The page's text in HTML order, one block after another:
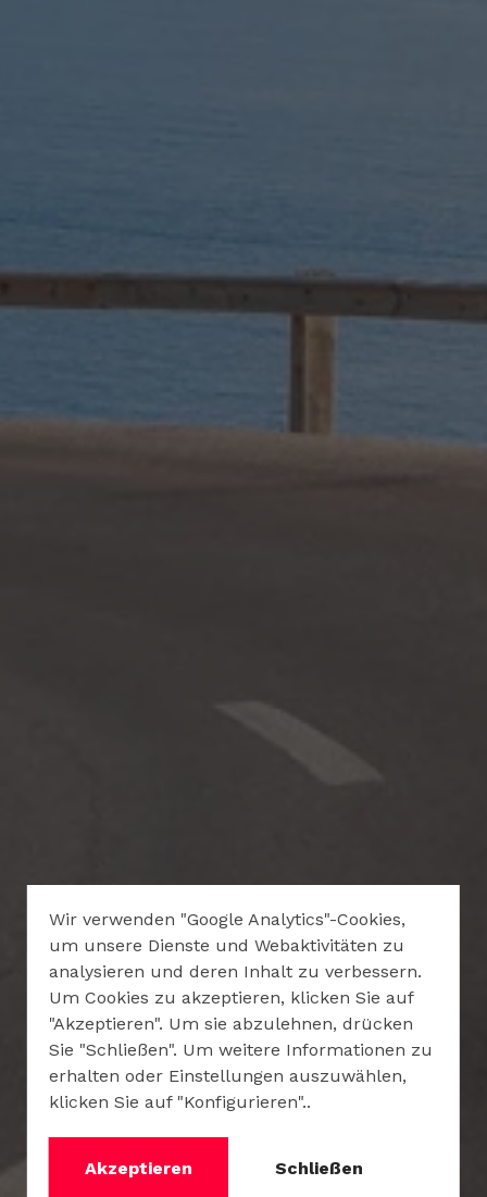
Wir verwenden "Google Analytics"-Cookies,
um unsere Dienste und Webaktivitäten zu
analysieren und deren Inhalt zu verbessern.
Um Cookies zu akzeptieren, klicken Sie auf
"Akzeptieren". Um sie abzulehnen, drücken
Sie "Schließen". Um weitere Informationen zu
erhalten oder Einstellungen auszuwählen,
klicken Sie auf "Konfigurieren"..
Akzeptieren Schließen